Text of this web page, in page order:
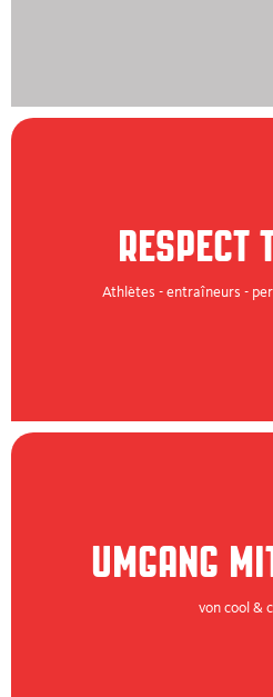
RESPECT
Athlètes - entraîneurs -
UMGANG
von cool &